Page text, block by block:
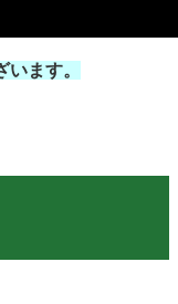
ます。